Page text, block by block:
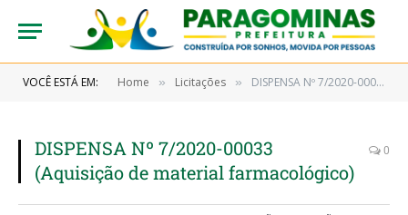
VOCÊ ESTÁ EM: Home » Licitações » DISPENSA Nº 7/2020-00033 (Aquisição de material farmacológico)
DISPENSA Nº 7/2020-00033
(Aquisição de material farmacológico)
0